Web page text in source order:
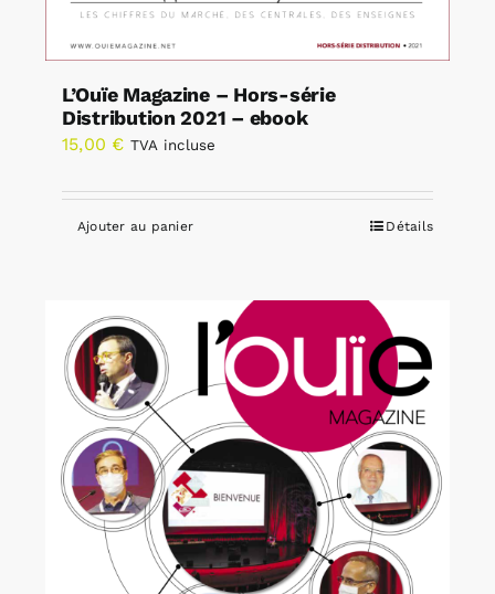
L’Ouïe Magazine – Hors-série
Distribution 2021 – ebook
15,00 € TVA incluse
Ajouter au panier Détails